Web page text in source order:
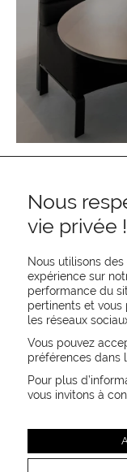
Recevez
Nous
vie privée !
Nous utilisons
expérience sur
performance du
pertinents et
les réseaux
Vous pouvez
préférences dans
Pour plus
vous invitons à